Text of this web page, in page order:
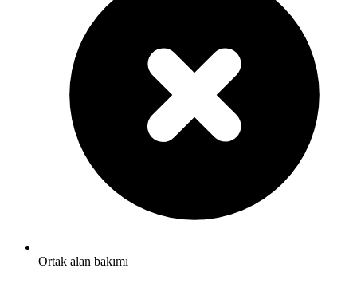
Ortak alan bakımı